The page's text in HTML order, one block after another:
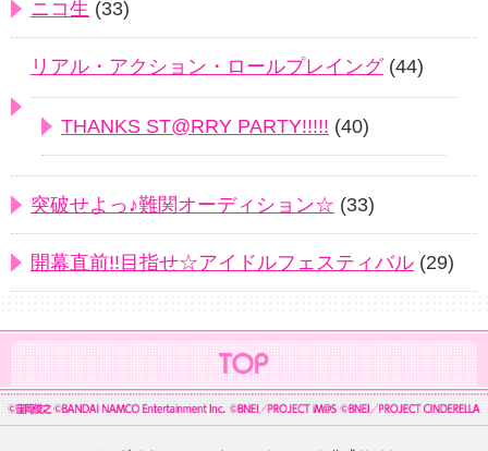
ニコ生 (33)
リアル・アクション・ロールプレイング(44)
THANKS ST@RRY PARTY!!!!! (40)
突破せよっ♪難関オーディション☆ (33)
開幕直前!!目指せ☆アイドルフェスティバル (29)